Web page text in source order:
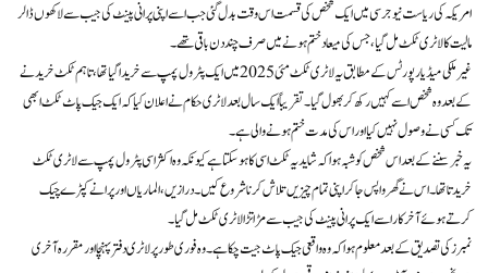
امریکہ کی ریاست نیو جرسی میں ایک شخص کی قسمت اس وقت بدل گئی جب اسے اپنی پرانی پینٹ کی جیب سے لاکھوں ڈالر
مالیت کا لاٹری ٹکٹ مل گیا، جس کی میعاد ختم ہونے میں صرف چند دن باقی تھے۔
غیر ملکی میڈیا رپورٹس کے مطابق یہ لاٹری ٹکٹ مئی 2025 میں ایک پٹرول پمپ سے خریدا گیا تھا، تاہم ٹکٹ خریدنے
کے بعد وہ شخص اسے کہیں رکھ کر بھول گیا۔ تقریباً ایک سال بعد لاٹری حکام نے اعلان کیا کہ ایک جیک پاٹ ٹکٹ ابھی
تک کسی نے وصول نہیں کیا اور اس کی مدت ختم ہونے والی ہے۔
یہ خبر سننے کے بعد اس شخص کو شبہ ہوا کہ شاید یہ ٹکٹ اسی کا ہو سکتا ہے کیونکہ وہ اکثر اسی پٹرول پمپ سے لاٹری ٹکٹ
خریدتا تھا۔ اس نے گھر واپس جا کر اپنی تمام چیزیں تلاش کرنا شروع کیں۔ درازیں، الماریاں اور پرانے کپڑے چیک
کرتے ہوئے آخرکار اسے ایک پرانی پینٹ کی جیب سے مڑا تڑا لاٹری ٹکٹ مل گیا۔
نمبرز کی تصدیق کے بعد معلوم ہوا کہ وہ واقعی جیک پاٹ جیت چکا ہے۔ وہ فوری طور پر لاٹری دفتر پہنچا اور مقررہ آخری